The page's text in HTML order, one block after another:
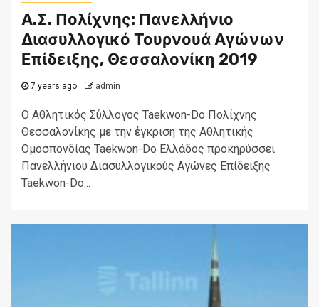
Α.Σ. Πολίχνης: Πανελλήνιο
Διασυλλογικό Τουρνουά Αγώνων
Επίδειξης, Θεσσαλονίκη 2019
7 years ago admin
Ο Αθλητικός Σύλλογος Taekwon-Do Πολίχνης
Θεσσαλονίκης με την έγκριση της Αθλητικής
Ομοσπονδίας Taekwon-Do Ελλάδος προκηρύσσει
Πανελλήνιου Διασυλλογικούς Αγώνες Επίδειξης
Taekwon-Do...